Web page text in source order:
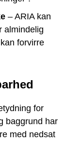
– ARIA kan
almindelig
forvirre
for
baggrund har
med nedsat